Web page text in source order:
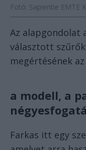
Fotó: Sapientie EMTE
Az alapgondolat
választott
megértésének
a modell, a
Farkas itt egy